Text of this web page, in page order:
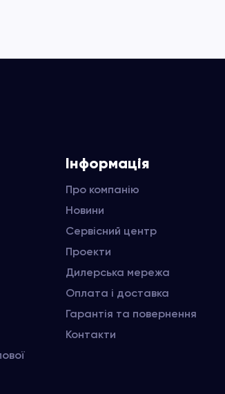
Інформація
Про компанію
Новини
Сервісний центр
Проекти
Дилерська мережа
Оплата і доставка
Гарантія та повернення
Контакти